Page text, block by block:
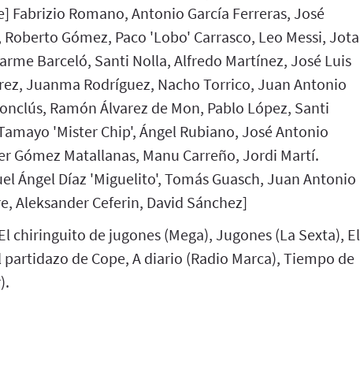
Fabrizio Romano, Antonio García Ferreras, José
Gómez, Paco 'Lobo' Carrasco, Leo Messi, Jota
Barceló, Santi Nolla, Alfredo Martínez, José Luis
Juanma Rodríguez, Nacho Torrico, Juan Antonio
Ramón Álvarez de Mon, Pablo López, Santi
'Mister Chip', Ángel Rubiano, José Antonio
Gómez Matallanas, Manu Carreño, Jordi Martí.
Ángel Díaz 'Miguelito', Tomás Guasch, Juan Antonio
Aleksander Ceferin, David Sánchez]
chiringuito de jugones (Mega), Jugones (La Sexta), El
de Cope, A diario (Radio Marca), Tiempo de